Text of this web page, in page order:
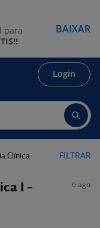
Login
Clínica FILTRAR
I -
6 ago
para
BAIXAR